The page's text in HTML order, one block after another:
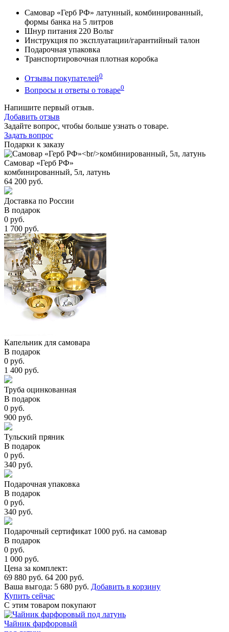
Самовар «Герб РФ» латунный, комбинированный,
формы банка на 5 литров
Шнур питания 220 Вольт
Инструкция по эксплуатации/гарантийный талон
Подарочная упаковка
Транспортировочная плотная коробка
Отзывы покупателей0
Вопросы и ответы о товаре0
Напишите первый отзыв.
Добавить отзыв
Задайте вопрос, чтобы больше узнать о товаре.
Задать вопрос
Подарки к заказу
Самовар «Герб РФ»
комбинированный, 5л, латунь
64 200 руб.
Доставка по России
В подарок
0 руб.
1 700 руб.
Капельник для самовара
В подарок
0 руб.
1 400 руб.
Труба оцинкованная
В подарок
0 руб.
900 руб.
Тульский пряник
В подарок
0 руб.
340 руб.
Подарочная упаковка
В подарок
0 руб.
340 руб.
Подарочный сертификат 1000 руб. на самовар
В подарок
0 руб.
1 000 руб.
Цена за комплект:
69 880 руб. 64 200 руб.
Ваша выгода: 5 680 руб. Добавить в корзину
Купить сейчас
С этим товаром покупают
Чайник фарфоровый